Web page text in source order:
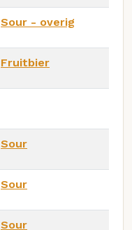
Sour - overig
Fruitbier
Sour
Sour
Sour